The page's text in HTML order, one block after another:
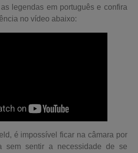
legendas em português e confira
no vídeo abaixo:
é impossível ficar na câmara por
sem sentir a necessidade de se